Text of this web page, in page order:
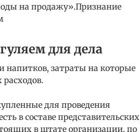
на продажу».Признание
для дела
напитков, затраты на которые
расходов.
для проведения
в составе представительских
в штате организации, по